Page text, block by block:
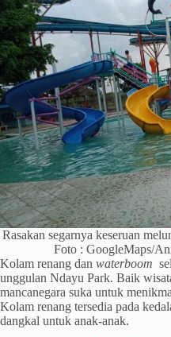
Rasakan segarnya keseruan
Foto : GoogleMaps/
Kolam renang dan waterboom
unggulan Ndayu Park. Baik
mancanegara suka untuk
Kolam renang tersedia pada
dangkal untuk anak-anak.